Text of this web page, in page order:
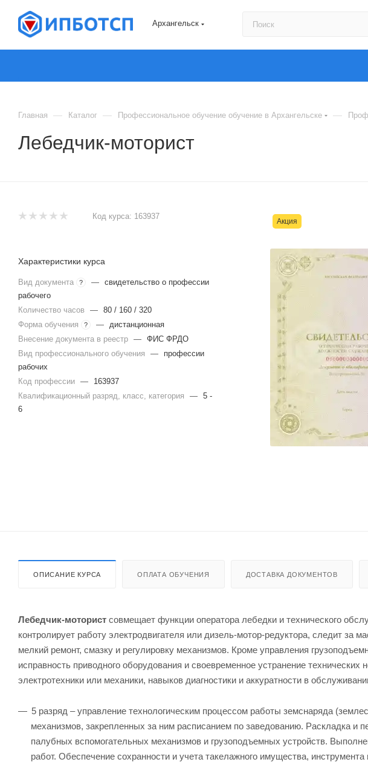
Архангельск
Главная — Каталог — Профессиональное обучение обучение в Архангельске —
Лебедчик-моторист
Акция
Код курса: 163937
Характеристики курса
Вид документа ? — свидетельство о профессии
рабочего
Количество часов
— 80 / 160 / 320
Форма обучения
? —
дистанционная
Внесение документа в реестр — ФИС ФРДО
Вид профессионального обучения
—
профессии
рабочих
Код профессии —
163937
Квалификационный разряд, класс, категория
— 5 -
6
ОПИСАНИЕ КУРСА ОПЛАТА ОБУЧЕНИЯ ДОСТАВКА ДОКУМЕНТОВ
Лебедчик-моторист совмещает функции оператора лебедки и технического
контролирует работу электродвигателя или дизель-мотор-редуктора, следит за
мелкий ремонт, смазку и регулировку механизмов. Кроме управления
исправность приводного оборудования и своевременное устранение
электротехники или механики, навыков диагностики и аккуратности в
5 разряд – управление технологическим процессом работы земснаряда
механизмов, закрепленных за ним расписанием по заведованию. Раскладка и
палубных вспомогательных механизмов и грузоподъемных устройств.
работ. Обеспечение сохранности и учета такелажного имущества,